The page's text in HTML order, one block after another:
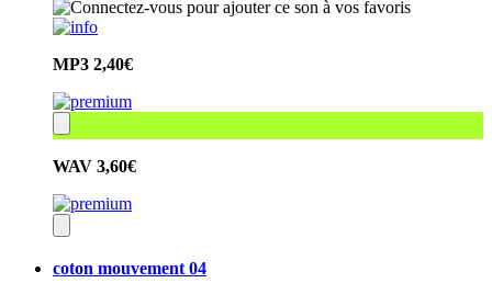
MP3 2,40€
WAV 3,60€
coton mouvement 04